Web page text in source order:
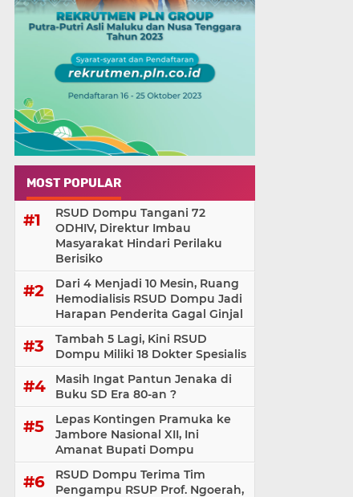
MOST POPULAR
RSUD Dompu Tangani 72
ODHIV, Direktur Imbau
Masyarakat Hindari Perilaku
Berisiko
Dari 4 Menjadi 10 Mesin, Ruang
Hemodialisis RSUD Dompu Jadi
Harapan Penderita Gagal Ginjal
Tambah 5 Lagi, Kini RSUD
Dompu Miliki 18 Dokter Spesialis
Masih Ingat Pantun Jenaka di
Buku SD Era 80-an ?
Lepas Kontingen Pramuka ke
Jambore Nasional XII, Ini
Amanat Bupati Dompu
RSUD Dompu Terima Tim
Pengampu RSUP Prof. Ngoerah,